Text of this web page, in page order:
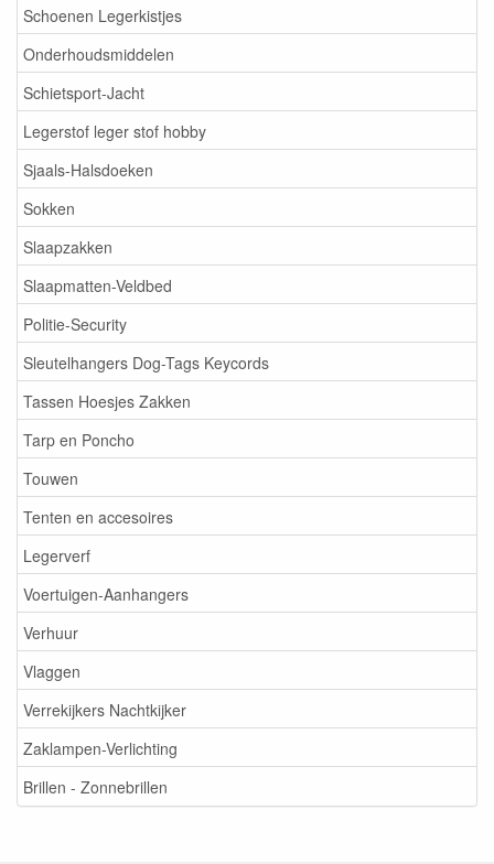
Schoenen Legerkistjes
Onderhoudsmiddelen
Schietsport-Jacht
Legerstof leger stof hobby
Sjaals-Halsdoeken
Sokken
Slaapzakken
Slaapmatten-Veldbed
Politie-Security
Sleutelhangers Dog-Tags Keycords
Tassen Hoesjes Zakken
Tarp en Poncho
Touwen
Tenten en accesoires
Legerverf
Voertuigen-Aanhangers
Verhuur
Vlaggen
Verrekijkers Nachtkijker
Zaklampen-Verlichting
Brillen - Zonnebrillen